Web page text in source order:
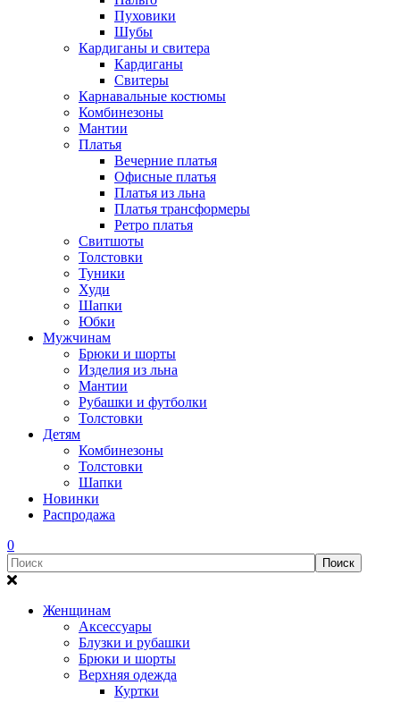
Пуховики
Шубы
Кардиганы и свитера
Кардиганы
Свитеры
Карнавальные костюмы
Комбинезоны
Мантии
Платья
Вечерние платья
Офисные платья
Платья из льна
Платья трансформеры
Ретро платья
Свитшоты
Толстовки
Туники
Худи
Шапки
Юбки
Мужчинам
Брюки и шорты
Изделия из льна
Мантии
Рубашки и футболки
Толстовки
Детям
Комбинезоны
Толстовки
Шапки
Новинки
Распродажа
0
Женщинам
Аксессуары
Блузки и рубашки
Брюки и шорты
Верхняя одежда
Куртки